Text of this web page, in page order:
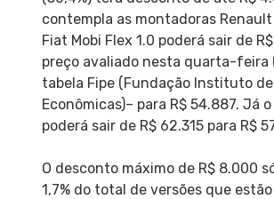
contempla as montadoras Renault
Fiat Mobi Flex 1.0 poderá sair de
preço avaliado nesta quarta-feira
tabela Fipe (Fundação Instituto
Econômicas)– para R$ 54.887. Já
poderá sair de R$ 62.315 para R$
O desconto máximo de R$ 8.000
1,7% do total de versões que